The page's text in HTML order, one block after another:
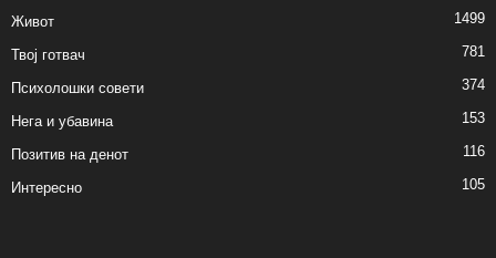
Живот 1499
Твој готвач 781
Психолошки совети 374
Нега и убавина 153
Позитив на денот 116
Интересно 105